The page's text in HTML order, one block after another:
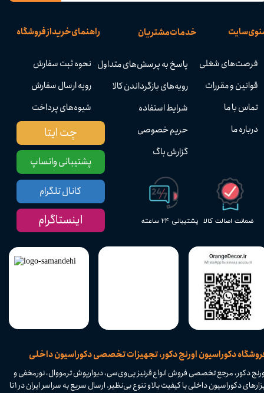
دکوراسیون اورنج دکور، تجهیزات تخصصی دکوراسیون داخلی
پشتیبانی ۲۴ ساعته ضمانت اصالت کالا
راهنمای خرید از فروشگاه
نحوه ثبت سفارش
رویه ارسال سفارش
شیوه‌های پرداخت
خدمات مشتریان
پاسخ به پرسش‌های متداول
رویه‌های بازگرداندن کالا
شرایط استفاده
حریم خصوصی
گزارش باگ
سایت
فرصت‌های شغلی
قوانین و مقررات
تماس با ما
درباره ما
دکور، مرجع تخصصی فروش انواع قرنیز پی‌وی‌سی، دیوارپوش ترمووال، نورمخفی و
ابزارهای دکوراسیون داخلی با کیفیت بالا و تنوع بی‌نظیر. ارسال سریع به سراسر ایران در ۱ تا
پشتیبانی واتساپ
چت ایتا
کانال تلگرام
اینستاگرام